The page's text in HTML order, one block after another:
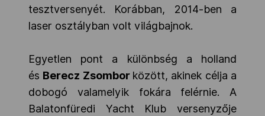
tesztversenyét. Korábban, 2014-ben a
laser osztályban volt világbajnok.
Egyetlen pont a különbség a holland
és Berecz Zsombor között, akinek célja a
dobogó valamelyik fokára felérnie. A
Balatonfüredi Yacht Klub versenyzője